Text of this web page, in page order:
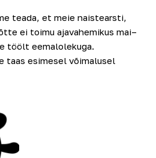
teada, et meie naistearsti,
ei toimu ajavahemikus mai–
töölt eemalolekuga.
taas esimesel võimalusel